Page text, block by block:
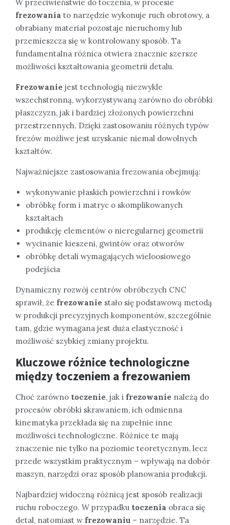
W przeciwieństwie do toczenia, w procesie
frezowania to narzędzie wykonuje ruch obrotowy, a
obrabiany materiał pozostaje nieruchomy lub
przemieszcza się w kontrolowany sposób. Ta
fundamentalna różnica otwiera znacznie szersze
możliwości kształtowania geometrii detalu.
Frezowanie jest technologią niezwykle
wszechstronną, wykorzystywaną zarówno do obróbki
płaszczyzn, jak i bardziej złożonych powierzchni
przestrzennych. Dzięki zastosowaniu różnych typów
frezów możliwe jest uzyskanie niemal dowolnych
kształtów.
Najważniejsze zastosowania frezowania obejmują:
wykonywanie płaskich powierzchni i rowków
obróbkę form i matryc o skomplikowanych
kształtach
produkcję elementów o nieregularnej geometrii
wycinanie kieszeni, gwintów oraz otworów
obróbkę detali wymagających wieloosiowego
podejścia
Dynamiczny rozwój centrów obróbczych CNC
sprawił, że frezowanie stało się podstawową metodą
w produkcji precyzyjnych komponentów, szczególnie
tam, gdzie wymagana jest duża elastyczność i
możliwość szybkiej zmiany projektu.
Kluczowe różnice technologiczne
między toczeniem a frezowaniem
Choć zarówno toczenie, jak i frezowanie należą do
procesów obróbki skrawaniem, ich odmienna
kinematyka przekłada się na zupełnie inne
możliwości technologiczne. Różnice te mają
znaczenie nie tylko na poziomie teoretycznym, lecz
przede wszystkim praktycznym – wpływają na dobór
maszyn, narzędzi oraz sposób planowania produkcji.
Najbardziej widoczną różnicą jest sposób realizacji
ruchu roboczego. W przypadku toczenia obraca się
detal, natomiast w frezowaniu – narzędzie. Ta